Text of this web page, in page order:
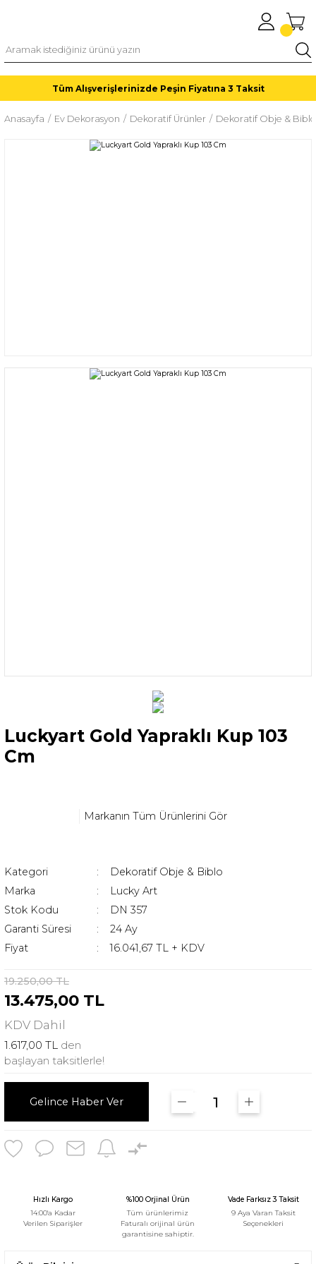
Tüm Alışverişlerinizde Peşin Fiyatına 3 Taksit
Anasayfa Ev Dekorasyon Dekoratif Ürünler Dekoratif Obje & Biblo
Luckyart Gold Yapraklı Kup 103
Cm
Markanın Tüm Ürünlerini Gör
Kategori
Dekoratif Obje & Biblo
Marka
Lucky Art
Stok Kodu
DN 357
Garanti Süresi
24 Ay
Fiyat
16.041,67 TL + KDV
19.250,00 TL
13.475,00 TL
KDV Dahil
1.617,00 TL den
başlayan taksitlerle!
Gelince Haber Ver
Hızlı Kargo
14:00'a Kadar
Verilen Siparişler
%100 Orjinal Ürün
Tüm ürünlerimiz
Faturalı orijinal ürün
garantisine sahiptir.
Vade Farksız 3 Taksit
9 Aya Varan Taksit
Seçenekleri